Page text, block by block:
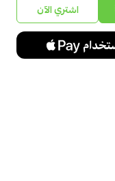
اشتري الآن